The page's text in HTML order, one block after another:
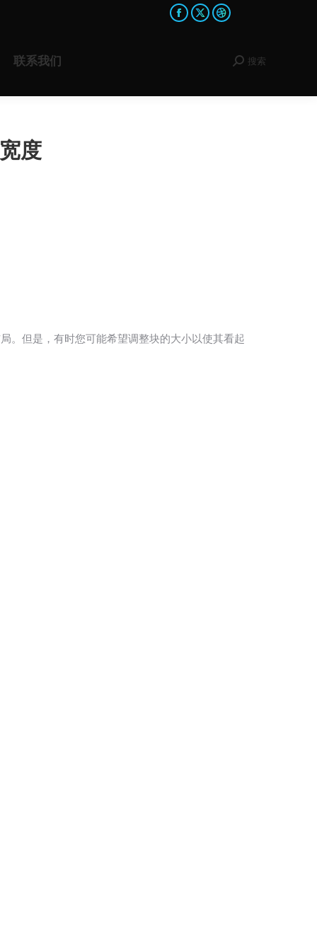
Facebook
new
X
new
Dribbble
opens
new
联系我们 Search:
搜索
度
。但是，有时您可能希望调整块的大小以使其看起